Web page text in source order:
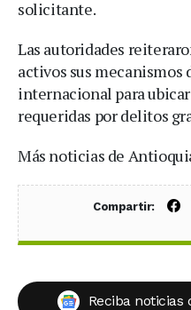
solicitante.
Las autoridades
activos sus mecanismos
internacional para
requeridas por delitos
Más noticias de
Compartir:
Reciba noticias